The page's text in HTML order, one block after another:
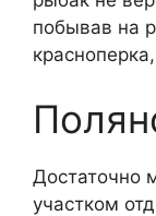
побывав на
Достаточно
участком